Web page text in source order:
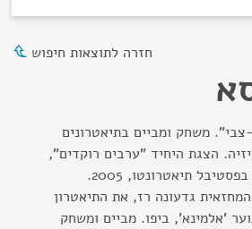
חזרה לתוצאות חיפוש
משחק ומביים בתיאטרונים
הצגת היחיד "ערבים רוקדים",
זיכתה אותו בציון לשבח בפסטיבל תיאטרונטו, 2005.
המחזאית גדעונה רז, את התיאטרון
'אלמינא', ביפו. מביים ומשחק